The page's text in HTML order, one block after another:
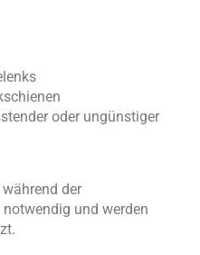
oder ungünstiger
der
und werden